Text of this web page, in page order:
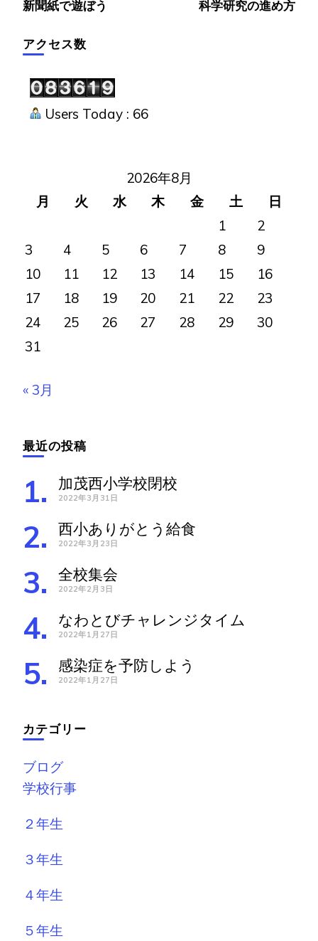
稿
ナ
ビ
ゲ
ー
シ
新聞紙で遊ぼう 科学研究の進め方
アクセス数
Users Today : 66
2026年8月
月
火 水 木 金 土
日
1
2
3
4 5 6 7 8
9
10
11 12 13 14 15
16
17
18 19 20 21 22
23
24
25 26 27 28 29
30
31
« 3月
最近の投稿
加茂西小学校閉校
2022年3月31日
西小ありがとう給食
2022年3月23日
全校集会
2022年2月3日
なわとびチャレンジタイム
2022年1月27日
感染症を予防しよう
2022年1月27日
カテゴリー
ブログ
学校行事
２年生
３年生
４年生
５年生